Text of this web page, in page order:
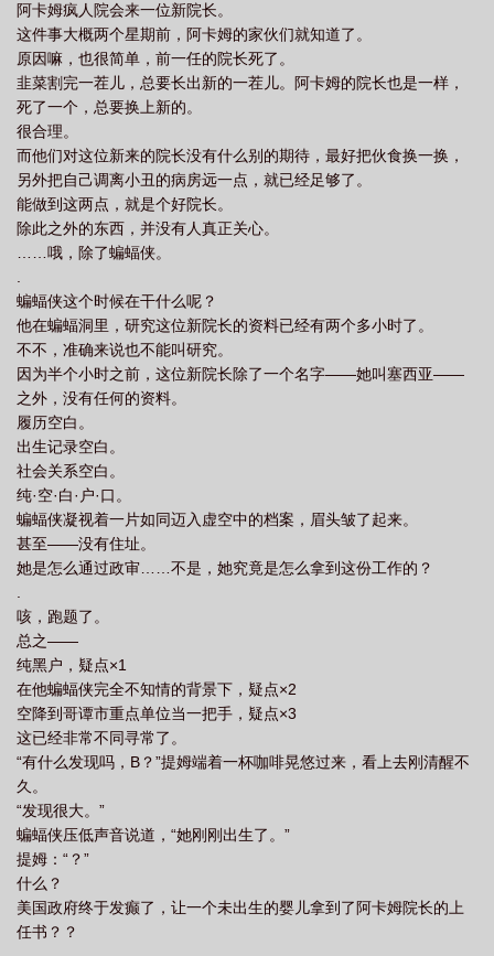
级娱乐设施，成了！从此，哥谭头条画风突变！《惊！阿卡姆疯人
院开放参观！》《为什么食物不要钱，水却二十美元一瓶？》《鳄
鱼穿裙子合理吗？》《厕所排队！厕所排队！厕所排队！我们需要
能上的厕所！》《为你细数阿卡姆哪个项目最值得打卡！》而某院
长则抱着爆米花瘫在沙发心满意足：“阿卡姆主题乐园，让每个人才
找到就业方向！”蝙蝠：塞西亚才是阿卡姆头号病人罗宾：院长是哥
谭最硬核PUA大师（×反派：你不要过来啊！后排食用指南：1.欢乐
向基建+游戏梗，全文整活，不玩游戏也不影响阅读理解2.熟悉的无
CP3.反派超级不友好
阿卡姆疯人院会来一位新院长。
这件事大概两个星期前，阿卡姆的家伙们就知道了。
原因嘛，也很简单，前一任的院长死了。
韭菜割完一茬儿，总要长出新的一茬儿。阿卡姆的院长也是一样，
死了一个，总要换上新的。
很合理。
而他们对这位新来的院长没有什么别的期待，最好把伙食换一换，
另外把自己调离小丑的病房远一点，就已经足够了。
能做到这两点，就是个好院长。
除此之外的东西，并没有人真正关心。
……哦，除了蝙蝠侠。
蝙蝠侠这个时候在干什么呢？
他在蝙蝠洞里，研究这位新院长的资料已经有两个多小时了。
不不，准确来说也不能叫研究。
因为半个小时之前，这位新院长除了一个名字——她叫塞西亚——
之外，没有任何的资料。
履历空白。
出生记录空白。
社会关系空白。
纯·空·白·户·口。
蝙蝠侠凝视着一片如同迈入虚空中的档案，眉头皱了起来。
甚至——没有住址。
她是怎么通过政审……不是，她究竟是怎么拿到这份工作的？
咳，跑题了。
总之——
纯黑户，疑点×1
在他蝙蝠侠完全不知情的背景下，疑点×2
空降到哥谭市重点单位当一把手，疑点×3
这已经非常不同寻常了。
“有什么发现吗，B？”提姆端着一杯咖啡晃悠过来，看上去刚清醒不
久。
“发现很大。”
蝙蝠侠压低声音说道，“她刚刚出生了。”
提姆：“？”
什么？
美国政府终于发癫了，让一个未出生的婴儿拿到了阿卡姆院长的上
任书？？